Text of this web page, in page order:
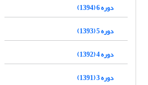
دوره 6 (1394)
دوره 5 (1393)
دوره 4 (1392)
دوره 3 (1391)